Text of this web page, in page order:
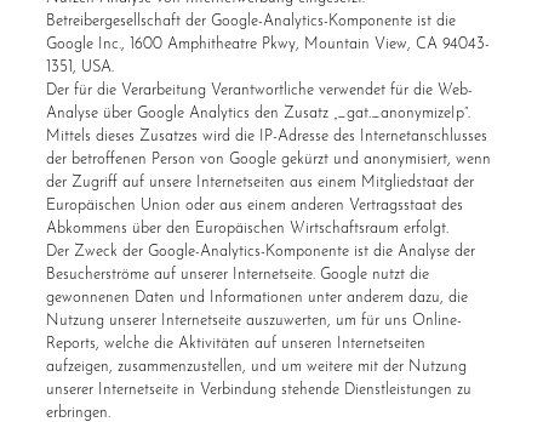
Betreibergesellschaft der Google-Analytics-Komponente ist die
Google Inc., 1600 Amphitheatre Pkwy, Mountain View, CA 94043-
1351, USA.
Der für die Verarbeitung Verantwortliche verwendet für die Web-
Analyse über Google Analytics den Zusatz „_gat._anonymizeIp“.
Mittels dieses Zusatzes wird die IP-Adresse des Internetanschlusses
der betroffenen Person von Google gekürzt und anonymisiert, wenn
der Zugriff auf unsere Internetseiten aus einem Mitgliedstaat der
Europäischen Union oder aus einem anderen Vertragsstaat des
Abkommens über den Europäischen Wirtschaftsraum erfolgt.
Der Zweck der Google-Analytics-Komponente ist die Analyse der
Besucherströme auf unserer Internetseite. Google nutzt die
gewonnenen Daten und Informationen unter anderem dazu, die
Nutzung unserer Internetseite auszuwerten, um für uns Online-
Reports, welche die Aktivitäten auf unseren Internetseiten
aufzeigen, zusammenzustellen, und um weitere mit der Nutzung
unserer Internetseite in Verbindung stehende Dienstleistungen zu
erbringen.